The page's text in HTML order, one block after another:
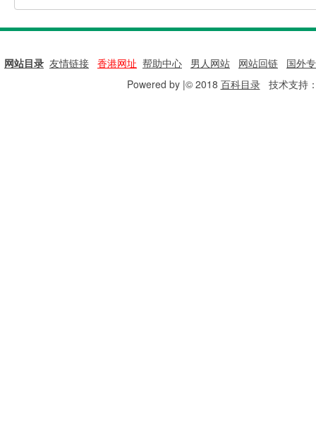
网站目录 友情链接 香港网址 帮助中心 男人网站 网站回链
国外
Powered by |© 2018 百科目录技术支持